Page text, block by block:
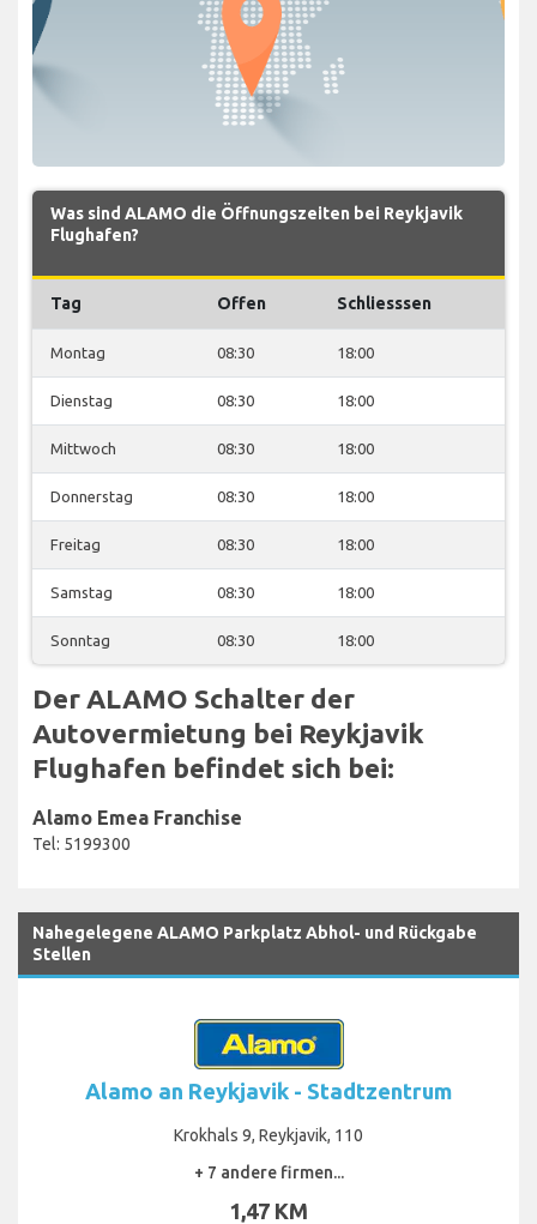
Was sind ALAMO die Öffnungszeiten bei Reykjavik
Flughafen?
Tag Offen Schliesssen
Montag 08:30 18:00
Dienstag 08:30 18:00
Mittwoch 08:30 18:00
Donnerstag 08:30 18:00
Freitag 08:30 18:00
Samstag 08:30 18:00
Sonntag 08:30 18:00
Der ALAMO Schalter der
Autovermietung bei Reykjavik
Flughafen befindet sich bei:
Alamo Emea Franchise
Tel: 5199300
Nahegelegene ALAMO Parkplatz Abhol- und Rückgabe
Stellen
Alamo an Reykjavik - Stadtzentrum
Krokhals 9, Reykjavik, 110
+ 7 andere firmen...
1,47 KM